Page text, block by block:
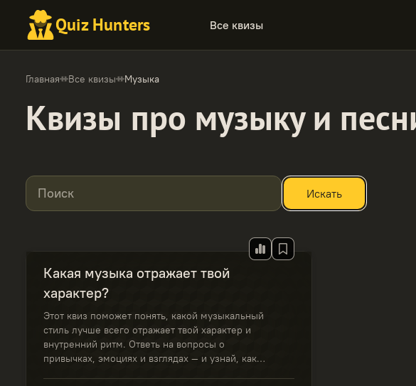
Quiz Hunters Все квизы
Главная Все квизы Музыка
Квизы про музыку и
Поиск Искать
Какая музыка отражает твой
характер?
Этот квиз поможет понять, какой музыкальный
стиль лучше всего отражает твой характер и
внутренний ритм. Ответь на вопросы о
привычках, эмоциях и взглядах — и узнай, какая